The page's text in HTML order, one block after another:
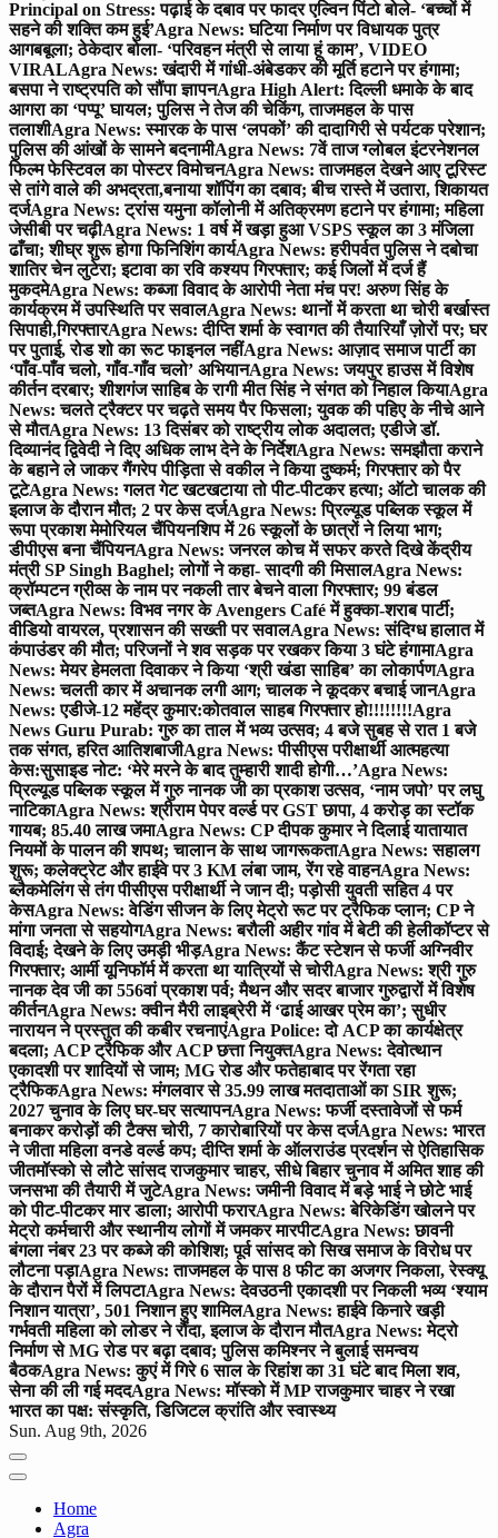
Principal on Stress: पढ़ाई के दबाव पर फादर एल्विन पिंटो बोले- ‘बच्चों में
सहने की शक्ति कम हुई’Agra News: घटिया निर्माण पर विधायक पुत्र
आगबबूला; ठेकेदार बोला- ‘परिवहन मंत्री से लाया हूं काम’, VIDEO
VIRALAgra News: खंदारी में गांधी-अंबेडकर की मूर्ति हटाने पर हंगामा;
बसपा ने राष्ट्रपति को सौंपा ज्ञापनAgra High Alert: दिल्ली धमाके के बाद
आगरा का ‘पप्पू’ घायल; पुलिस ने तेज की चेकिंग, ताजमहल के पास
तलाशीAgra News: स्मारक के पास ‘लपकों’ की दादागिरी से पर्यटक परेशान;
पुलिस की आंखों के सामने बदनामीAgra News: 7वें ताज ग्लोबल इंटरनेशनल
फिल्म फेस्टिवल का पोस्टर विमोचनAgra News: ताजमहल देखने आए टूरिस्ट
से तांगे वाले की अभद्रता,बनाया शॉपिंग का दबाव; बीच रास्ते में उतारा, शिकायत
दर्जAgra News: ट्रांस यमुना कॉलोनी में अतिक्रमण हटाने पर हंगामा; महिला
जेसीबी पर चढ़ीAgra News: 1 वर्ष में खड़ा हुआ VSPS स्कूल का 3 मंजिला
ढाँचा; शीघ्र शुरू होगा फिनिशिंग कार्यAgra News: हरीपर्वत पुलिस ने दबोचा
शातिर चेन लुटेरा; इटावा का रवि कश्यप गिरफ्तार; कई जिलों में दर्ज हैं
मुकदमेAgra News: कब्जा विवाद के आरोपी नेता मंच पर! अरुण सिंह के
कार्यक्रम में उपस्थिति पर सवालAgra News: थानों में करता था चोरी बर्खास्त
सिपाही,गिरफ्तारAgra News: दीप्ति शर्मा के स्वागत की तैयारियाँ ज़ोरों पर; घर
पर पुताई, रोड शो का रूट फाइनल नहींAgra News: आज़ाद समाज पार्टी का
‘पाँव-पाँव चलो, गाँव-गाँव चलो’ अभियानAgra News: जयपुर हाउस में विशेष
कीर्तन दरबार; शीशगंज साहिब के रागी मीत सिंह ने संगत को निहाल कियाAgra
News: चलते ट्रैक्टर पर चढ़ते समय पैर फिसला; युवक की पहिए के नीचे आने
से मौतAgra News: 13 दिसंबर को राष्ट्रीय लोक अदालत; एडीजे डॉ.
दिव्यानंद द्विवेदी ने दिए अधिक लाभ देने के निर्देशAgra News: समझौता कराने
के बहाने ले जाकर गैंगरेप पीड़िता से वकील ने किया दुष्कर्म; गिरफ्तार को पैर
टूटेAgra News: गलत गेट खटखटाया तो पीट-पीटकर हत्या; ऑटो चालक की
इलाज के दौरान मौत; 2 पर केस दर्जAgra News: प्रिल्यूड पब्लिक स्कूल में
रूपा प्रकाश मेमोरियल चैंपियनशिप में 26 स्कूलों के छात्रों ने लिया भाग;
डीपीएस बना चैंपियनAgra News: जनरल कोच में सफर करते दिखे केंद्रीय
मंत्री SP Singh Baghel; लोगों ने कहा- सादगी की मिसालAgra News:
क्रॉम्पटन ग्रीव्स के नाम पर नकली तार बेचने वाला गिरफ्तार; 99 बंडल
जब्तAgra News: विभव नगर के Avengers Café में हुक्का-शराब पार्टी;
वीडियो वायरल, प्रशासन की सख्ती पर सवालAgra News: संदिग्ध हालात में
कंपाउंडर की मौत; परिजनों ने शव सड़क पर रखकर किया 3 घंटे हंगामाAgra
News: मेयर हेमलता दिवाकर ने किया ‘श्री खंडा साहिब’ का लोकार्पणAgra
News: चलती कार में अचानक लगी आग; चालक ने कूदकर बचाई जानAgra
News: एडीजे-12 महेंद्र कुमार:कोतवाल साहब गिरफ्तार हो!!!!!!!!Agra
News Guru Purab: गुरु का ताल में भव्य उत्सव; 4 बजे सुबह से रात 1 बजे
तक संगत, हरित आतिशबाजीAgra News: पीसीएस परीक्षार्थी आत्महत्या
केस:सुसाइड नोट: ‘मेरे मरने के बाद तुम्हारी शादी होगी…’Agra News:
प्रिल्यूड पब्लिक स्कूल में गुरु नानक जी का प्रकाश उत्सव, ‘नाम जपो’ पर लघु
नाटिकाAgra News: श्रीराम पेपर वर्ल्ड पर GST छापा, 4 करोड़ का स्टॉक
गायब; 85.40 लाख जमाAgra News: CP दीपक कुमार ने दिलाई यातायात
नियमों के पालन की शपथ; चालान के साथ जागरूकताAgra News: सहालग
शुरू; कलेक्ट्रेट और हाईवे पर 3 KM लंबा जाम, रेंग रहे वाहनAgra News:
ब्लैकमेलिंग से तंग पीसीएस परीक्षार्थी ने जान दी; पड़ोसी युवती सहित 4 पर
केसAgra News: वेडिंग सीजन के लिए मेट्रो रूट पर ट्रैफिक प्लान; CP ने
मांगा जनता से सहयोगAgra News: बरौली अहीर गांव में बेटी की हेलीकॉप्टर से
विदाई; देखने के लिए उमड़ी भीड़Agra News: कैंट स्टेशन से फर्जी अग्निवीर
गिरफ्तार; आर्मी यूनिफॉर्म में करता था यात्रियों से चोरीAgra News: श्री गुरु
नानक देव जी का 556वां प्रकाश पर्व; मैथन और सदर बाजार गुरुद्वारों में विशेष
कीर्तनAgra News: क्वीन मैरी लाइब्रेरी में ‘ढाई आखर प्रेम का’; सुधीर
नारायन ने प्रस्तुत की कबीर रचनाएंAgra Police: दो ACP का कार्यक्षेत्र
बदला; ACP ट्रैफिक और ACP छत्ता नियुक्तAgra News: देवोत्थान
एकादशी पर शादियों से जाम; MG रोड और फतेहाबाद पर रेंगता रहा
ट्रैफिकAgra News: मंगलवार से 35.99 लाख मतदाताओं का SIR शुरू;
2027 चुनाव के लिए घर-घर सत्यापनAgra News: फर्जी दस्तावेजों से फर्म
बनाकर करोड़ों की टैक्स चोरी, 7 कारोबारियों पर केस दर्जAgra News: भारत
ने जीता महिला वनडे वर्ल्ड कप; दीप्ति शर्मा के ऑलराउंड प्रदर्शन से ऐतिहासिक
जीतमॉस्को से लौटे सांसद राजकुमार चाहर, सीधे बिहार चुनाव में अमित शाह की
जनसभा की तैयारी में जुटेAgra News: जमीनी विवाद में बड़े भाई ने छोटे भाई
को पीट-पीटकर मार डाला; आरोपी फरारAgra News: बेरिकेडिंग खोलने पर
मेट्रो कर्मचारी और स्थानीय लोगों में जमकर मारपीटAgra News: छावनी
बंगला नंबर 23 पर कब्जे की कोशिश; पूर्व सांसद को सिख समाज के विरोध पर
लौटना पड़ाAgra News: ताजमहल के पास 8 फीट का अजगर निकला, रेस्क्यू
के दौरान पैरों में लिपटाAgra News: देवउठनी एकादशी पर निकली भव्य ‘श्याम
निशान यात्रा’, 501 निशान हुए शामिलAgra News: हाईवे किनारे खड़ी
गर्भवती महिला को लोडर ने रौंदा, इलाज के दौरान मौतAgra News: मेट्रो
निर्माण से MG रोड पर बढ़ा दबाव; पुलिस कमिश्नर ने बुलाई समन्वय
बैठकAgra News: कुएं में गिरे 6 साल के रिहांश का 31 घंटे बाद मिला शव,
सेना की ली गई मददAgra News: मॉस्को में MP राजकुमार चाहर ने रखा
भारत का पक्ष: संस्कृति, डिजिटल क्रांति और स्वास्थ्य
Sun. Aug 9th, 2026
Home
Agra